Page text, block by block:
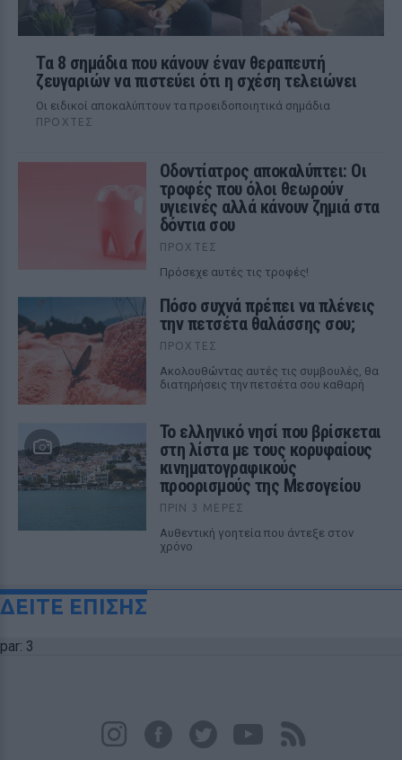
Τα 8 σημάδια που κάνουν έναν θεραπευτή
ζευγαριών να πιστεύει ότι η σχέση τελειώνει
Οι ειδικοί αποκαλύπτουν τα προειδοποιητικά σημάδια
ΠΡΟΧΤΈΣ
Οδοντίατρος αποκαλύπτει: Οι
τροφές που όλοι θεωρούν
υγιεινές αλλά κάνουν ζημιά στα
δόντια σου
ΠΡΟΧΤΈΣ
Πρόσεχε αυτές τις τροφές!
Πόσο συχνά πρέπει να πλένεις
την πετσέτα θαλάσσης σου;
ΠΡΟΧΤΈΣ
Ακολουθώντας αυτές τις συμβουλές, θα
διατηρήσεις την πετσέτα σου καθαρή
Το ελληνικό νησί που βρίσκεται
στη λίστα με τους κορυφαίους
κινηματογραφικούς
προορισμούς της Μεσογείου
ΠΡΙΝ 3 ΜΈΡΕΣ
Αυθεντική γοητεία που άντεξε στον
χρόνο
ΔΕΙΤΕ ΕΠΙΣΗΣ
par: 3